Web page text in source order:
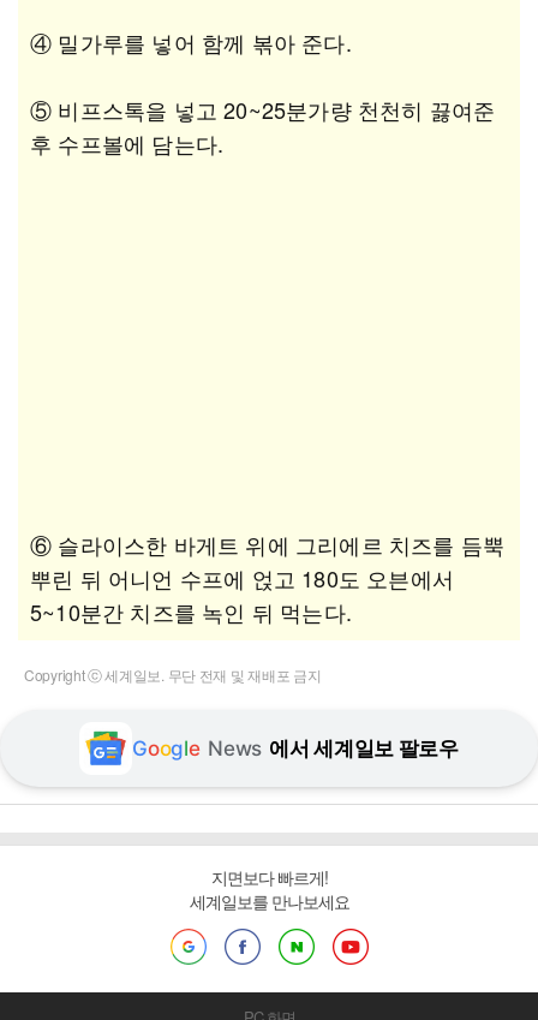
④ 밀가루를 넣어 함께 볶아 준다.
⑤ 비프스톡을 넣고 20~25분가량 천천히 끓여준
후 수프볼에 담는다.
⑥ 슬라이스한 바게트 위에 그리에르 치즈를 듬뿍
뿌린 뒤 어니언 수프에 얹고 180도 오븐에서
5~10분간 치즈를 녹인 뒤 먹는다.
Copyright ⓒ 세계일보. 무단 전재 및 재배포 금지
Google News 에서 세계일보 팔로우
지면보다 빠르게!
세계일보를 만나보세요